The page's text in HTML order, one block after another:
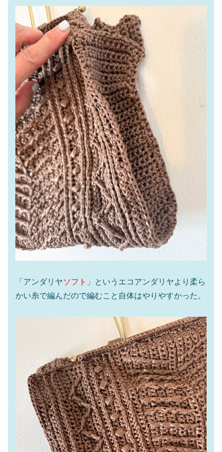
「アンダリヤソフト 」というエコアンダリヤより柔ら
かい糸で編んだので編むこと自体はやりやすかった。